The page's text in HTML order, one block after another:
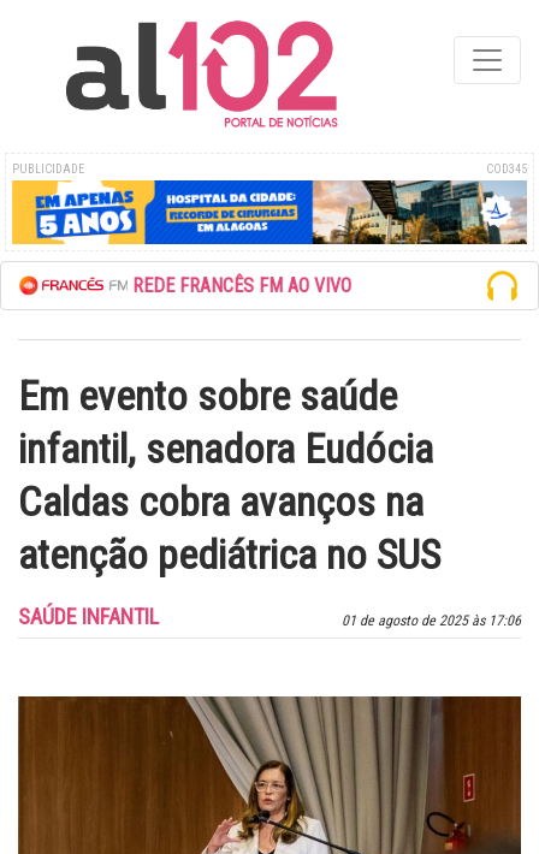
PUBLICIDADE COD345
ESCUTE A REDE FRANCÊS FM AO VIVO
Em evento sobre saúde
infantil, senadora Eudócia
Caldas cobra avanços na
atenção pediátrica no SUS
01 de agosto de 2025 às 17:06
SAÚDE INFANTIL